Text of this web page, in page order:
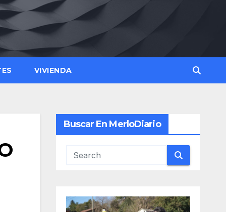
VIVIENDA
Buscar En MerloDiario